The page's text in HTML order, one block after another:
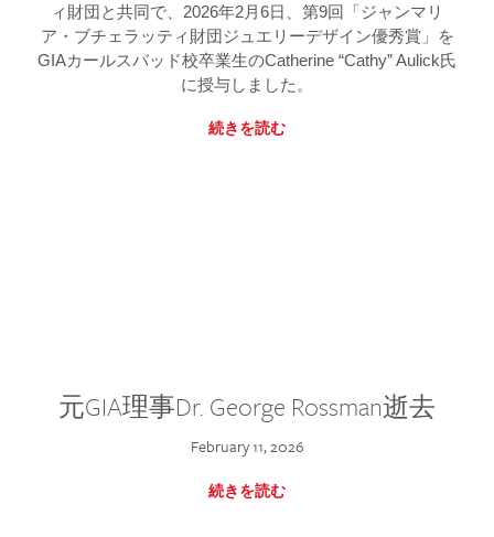
ィ財団と共同で、2026年2月6日、第9回「ジャンマリ
ア・ブチェラッティ財団ジュエリーデザイン優秀賞」を
GIAカールスバッド校卒業生のCatherine “Cathy” Aulick氏
に授与しました。
続きを読む
元GIA理事Dr. George Rossman逝去
February 11, 2026
続きを読む